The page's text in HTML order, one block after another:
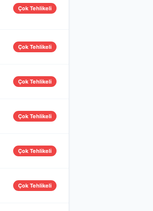
Çok Tehlikeli
Çok Tehlikeli
Çok Tehlikeli
Çok Tehlikeli
Çok Tehlikeli
Çok Tehlikeli